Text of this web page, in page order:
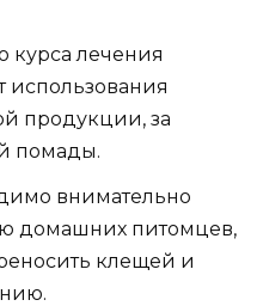
курса лечения
использования
продукции, за
помады.
внимательно
домашних питомцев,
клещей и